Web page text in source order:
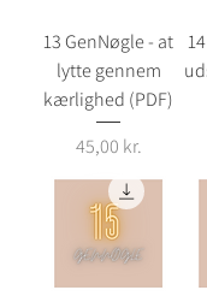
13 GenNøgle - at
lytte gennem
kærlighed (PDF)
Pris
45,00 kr.